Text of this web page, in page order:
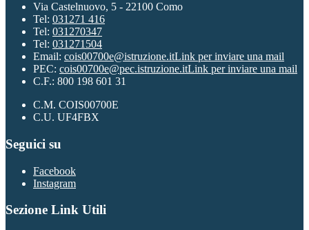
Via Castelnuovo, 5 - 22100 Como
Tel: 031271 416
Tel: 031270347
Tel: 031271504
Email: cois00700e@istruzione.itLink per inviare una mail
PEC: cois00700e@pec.istruzione.itLink per inviare una mail
C.F.: 800 198 601 31
C.M. COIS00700E
C.U. UF4FBX
Seguici su
Facebook
Instagram
Sezione Link Utili